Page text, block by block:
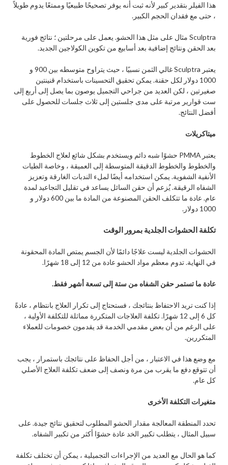
هذا الفيلر بتقدير كبير لأنه ثبت أنه يوفر تصحيحًا طبيعيًا وممتعًا يدوم طويلاً
، حتى مع فقدان الحجم الكبير.
Sculptra مثال على مثل هذا الحشو. يعمل على مرحلتين ؛ نتائج فورية
بعد الحقن ونتائج إضافية بعد أسابيع من تكوين الكولاجين الجديد.
يعتبر Sculptra غالي الثمن نسبيًا ، حيث يتراوح متوسطه بين 900 و
1000 دولار لكل حقنة. يمكن تحقيق التحسينات باستخدام قنينتين
صغيرتين ، لكن العديد من جراحي التجميل يوصون بما يصل إلى أربع إلى
ست قوارير مرتبة على مدى جلستين إلى ثلاث جلسات للحصول على
أفضل النتائج.
ميتاكريلات
يعتبر PMMA حشوًا شبه دائم ويستخدم بشكل شائع لعلاج الخطوط
والخطوط والخطوط الدقيقة المتوسطة إلى العميقة ، وخاصة الطيات
الأنفية الشفوية. يمكن استخدامه أيضًا لملء الندبات الغارقة وتعزيز
الشفاه الرقيقة. يُزعم أن حقن السائل يساعد في تقليل التجاعيد لمدة
عام. عادة ما تتكلف الحقن المصنوعة من المادة ما بين 600 دولار و
1000 دولار.
تكلفة الحشوات الجلدية بمرور الوقت
الحشوات الجلدية ليست علاجًا دائمًا لأن الجسم يمتص المادة المحقونة
في النهاية. تدوم معظم مواد الحشو عادة من 12 إلى 18 شهرًا.
عادة ما تستمر حقن الشفاه من ستة إلى تسعة أشهر فقط.
إذا كنت تريد الاحتفاظ بنتائجك ، فستحتاج إلى تكرار العلاج بانتظام ، عادةً
كل 6 إلى 12 شهرًا. تكلفة العلاجات المتكررة مماثلة للتكلفة الأولية ،
على الرغم من أن بعض مقدمي الخدمة قد يقدمون خصومات للعملاء
المتكررين.
مع وضع هذا في الاعتبار ، من أجل الحفاظ على نتائجك باستمرار ، يجب
أن تتوقع دفع ما يقرب من مرة ونصف إلى ضعف تكلفة العلاج الأصلي
كل عام.
متغيرات التكلفة الأخرى
تحدد المنطقة المعالجة مقدار الحشو المطلوب لتحقيق نتائج جيدة. على
سبيل المثال ، يتطلب تكبير الخد عادة حشوًا أكثر من تكبير الشفاه.
كما هو الحال مع العديد من الإجراءات التجميلية ، يمكن أن تختلف تكلفة